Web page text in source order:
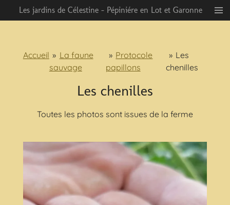
Passer
au
Les jardins de Célestine - Pépiniére en Lot et Garonne
Accueil » La faune
sauvage
» Protocole
papillons
» Les
chenilles
Les chenilles
Toutes les photos sont issues de la ferme